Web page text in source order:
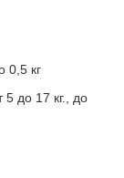
0,5 кг
до 17 кг., до